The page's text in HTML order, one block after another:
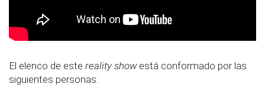
El elenco de este reality showestá conformado por las
siguientes personas: